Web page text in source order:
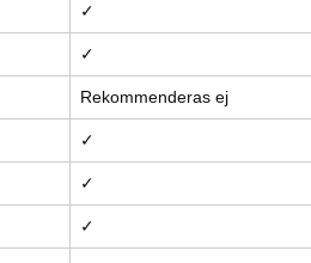
✓
✓
Rekommenderas ej
✓
✓
✓